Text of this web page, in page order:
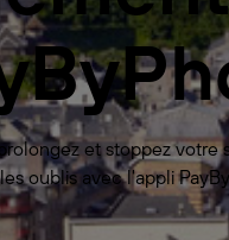
et stoppez
oublis avec l'appli